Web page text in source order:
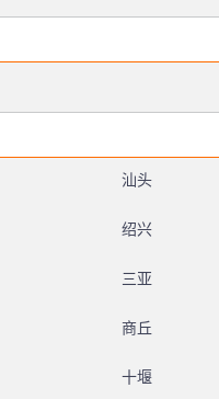
汕头
绍兴
三亚
商丘
十堰